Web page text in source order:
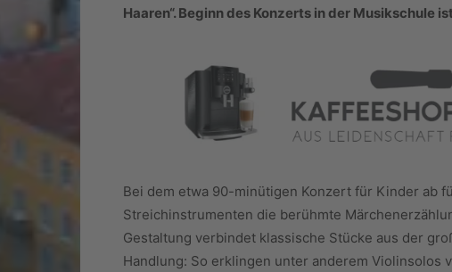
Haaren“. Beginn des Konzerts in der Musikschule
Bei dem etwa 90-minütigen Konzert für Kinder ab
Streichinstrumenten die berühmte
Gestaltung verbindet klassische Stücke aus der
Handlung: So erklingen unter anderem Violinsolos